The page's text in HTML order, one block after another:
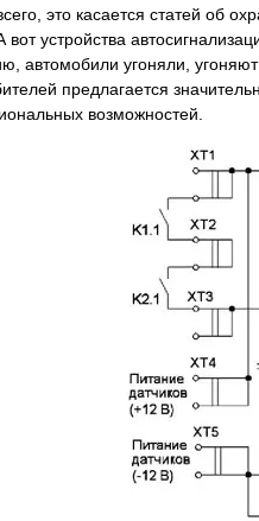
это касается статей об
вот устройства
автомобили угоняли,
предлагается
возможностей.